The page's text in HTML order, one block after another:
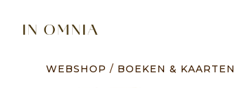
WEBSHOP / BOEKEN & KAARTEN